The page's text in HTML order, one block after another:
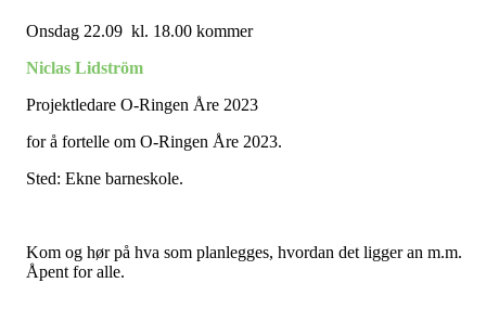
Onsdag 22.09 kl. 18.00 kommer
Niclas Lidström
Projektledare O-Ringen Åre 2023
for å fortelle om O-Ringen Åre 2023.
Sted: Ekne barneskole.
Kom og hør på hva som planlegges, hvordan det ligger an m.m.
Åpent for alle.